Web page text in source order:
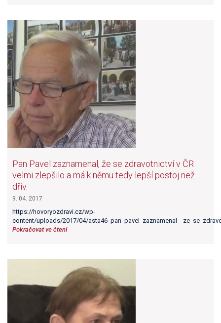
Pan Pavel zaznamenal, že se zdravotnictví v ČR
velmi zlepšilo a má k němu tedy lepší postoj než
dřív.
9. 04. 2017
https://hovoryozdravi.cz/wp-
content/uploads/2017/04/
Pokračovat ve čtení